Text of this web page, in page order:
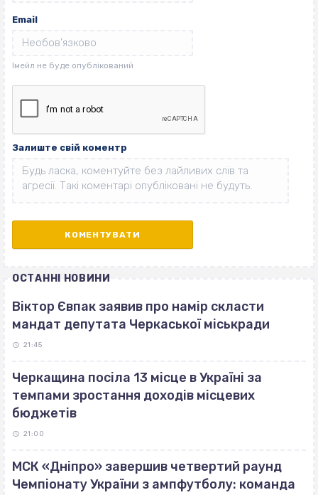
Email
Залиште свій коментр
ОСТАННІ НОВИНИ
Віктор Євпак заявив про намір скласти
мандат депутата Черкаської міськради
21:45
Черкащина посіла 13 місце в Україні за
темпами зростання доходів місцевих
бюджетів
21:00
МСК «Дніпро» завершив четвертий раунд
Чемпіонату України з ампфутболу: команда